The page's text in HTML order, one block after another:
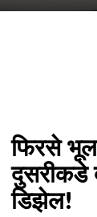
फिरसे
दुसरीकडे
डिझेल!